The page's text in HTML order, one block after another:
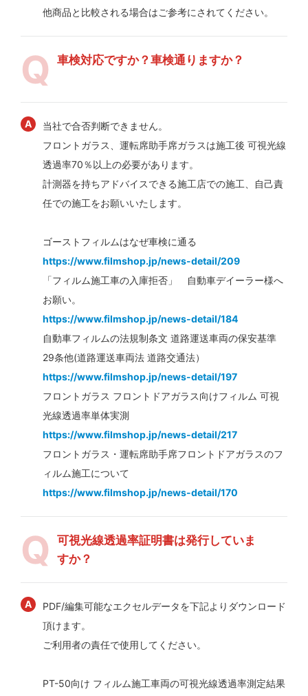
他商品と比較される場合はご参考にされてください。
車検対応ですか？車検通りますか？
当社で合否判断できません。
フロントガラス、運転席助手席ガラスは施工後 可視光線
透過率70％以上の必要があります。
計測器を持ちアドバイスできる施工店での施工、自己責
任での施工をお願いいたします。
ゴーストフィルムはなぜ車検に通る
https://www.filmshop.jp/news-detail/209
「フィルム施工車の入庫拒否」 自動車デイーラー様へ
お願い。
https://www.filmshop.jp/news-detail/184
自動車フィルムの法規制条文 道路運送車両の保安基準
29条他(道路運送車両法 道路交通法）
https://www.filmshop.jp/news-detail/197
フロントガラス フロントドアガラス向けフィルム 可視
光線透過率単体実測
https://www.filmshop.jp/news-detail/217
フロントガラス・運転席助手席フロントドアガラスのフ
ィルム施工について
https://www.filmshop.jp/news-detail/170
可視光線透過率証明書は発行していま
すか？
PDF/編集可能なエクセルデータを下記よりダウンロード
頂けます。
ご利用者の責任で使用してください。
PT-50向け フィルム施工車両の可視光線透過率測定結果